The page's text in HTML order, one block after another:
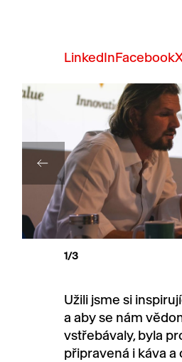
LinkedInFacebook
1/3
Užili jsme si
a aby se nám
vstřebávaly, byla
připravená i káva a